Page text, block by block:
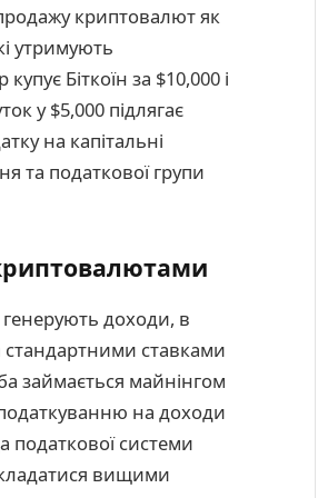
криптовалют як
утримують
Біткоїн за $10,000 і
у $5,000 підлягає
на капітальні
та податкової групи
доходи, в
стандартними ставками
займається майнінгом
на доходи
податкової системи
вищими